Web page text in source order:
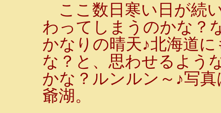
ここ数日寒い日が続
わってしまうのかな？
かなりの晴天♪北海道
な？と、思わせるよう
かな？ルンルン～♪写
爺湖。